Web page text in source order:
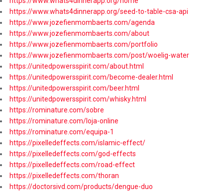
https://www.whats4dinnerapp.org/seed-to-table-csa-api
https://www.jozefienmombaerts.com/agenda
https://www.jozefienmombaerts.com/about
https://www.jozefienmombaerts.com/portfolio
https://www.jozefienmombaerts.com/post/woelig-water
https://unitedpowersspirit.com/about.html
https://unitedpowersspirit.com/become-dealer.html
https://unitedpowersspirit.com/beer.html
https://unitedpowersspirit.com/whisky.html
https://rominature.com/sobre
https://rominature.com/loja-online
https://rominature.com/equipa-1
https://pixelledeffects.com/islamic-effect/
https://pixelledeffects.com/god-effects
https://pixelledeffects.com/road-effect
https://pixelledeffects.com/thoran
https://doctorsivd.com/products/dengue-duo